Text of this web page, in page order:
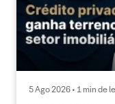
5 Ago 2026 • 1 min de